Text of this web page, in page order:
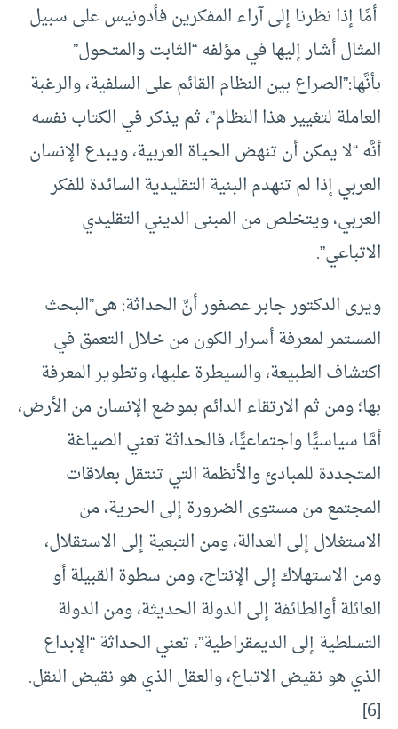
أمَّا إذا نظرنا إلى آراء المفكرين فأدونيس على سبيل
المثال أشار إليها في مؤلفه “الثابت والمتحول”
بأنَّها:”الصراع بين النظام القائم على السلفية، والرغبة
العاملة لتغيير هذا النظام”، ثم يذكر في الكتاب نفسه
أنَّه “لا يمكن أن تنهض الحياة العربية، ويبدع الإنسان
العربي إذا لم تنهدم البنية التقليدية السائدة للفكر
العربي، ويتخلص من المبنى الديني التقليدي
الاتباعي”.
ويرى الدكتور جابر عصفور أنَّ الحداثة: هى”البحث
المستمر لمعرفة أسرار الكون من خلال التعمق في
اكتشاف الطبيعة، والسيطرة عليها، وتطوير المعرفة
بها؛ ومن ثم الارتقاء الدائم بموضع الإنسان من الأرض،
أمَّا سياسيًّا واجتماعيًّا، فالحداثة تعني الصياغة
المتجددة للمبادئ والأنظمة التي تنتقل بعلاقات
المجتمع من مستوى الضرورة إلى الحرية، من
الاستغلال إلى العدالة، ومن التبعية إلى الاستقلال،
ومن الاستهلاك إلى الإنتاج، ومن سطوة القبيلة أو
العائلة أوالطائفة إلى الدولة الحديثة، ومن الدولة
التسلطية إلى الديمقراطية”، تعني الحداثة “الإبداع
الذي هو نقيض الاتباع، والعقل الذي هو نقيض النقل.
[6]